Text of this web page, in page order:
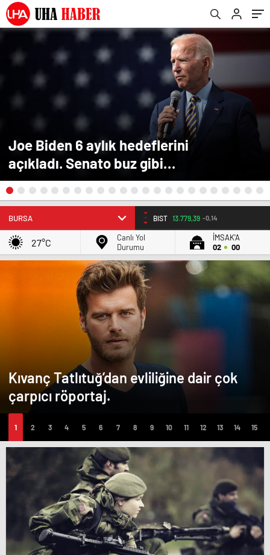
Joe Biden 6 aylık hedeflerini
açıkladı. Senato buz gibi…
EURO 55.251 0.32%
27°C
Canlı Yol
Durumu
İMSAK'A
02
00
Kıvanç Tatlıtuğ’dan evliliğine dair çok
çarpıcı röportaj.